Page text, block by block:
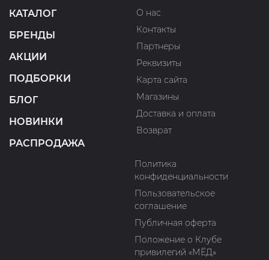
КАТАЛОГ
БРЕНДЫ
АКЦИИ
ПОДБОРКИ
БЛОГ
НОВИНКИ
РАСПРОДАЖА
О нас
Контакты
Партнеры
Реквизиты
Карта сайта
Магазины
Доставка и оплата
Возврат
Политика
конфиденциальности
Пользовательское
соглашение
Публичная оферта
Положение о Клубе
привилегий «МЁД»